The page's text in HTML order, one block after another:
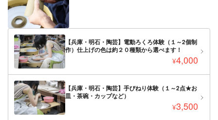
【兵庫・明石・陶芸】電動ろくろ体験（１～2個制
作）仕上げの色は約２０種類から選べます！
¥4,000
【兵庫・明石・陶芸】手びねり体験（１～2点★お
皿・茶碗・カップなど）
¥3,500